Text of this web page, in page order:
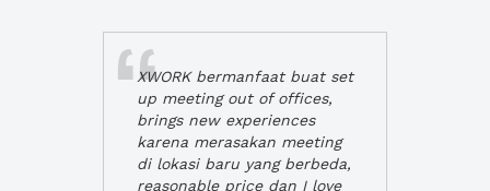
XWORK bermanfaat buat set
up meeting out of offices,
brings new experiences
karena merasakan meeting
di lokasi baru yang berbeda,
reasonable price dan I love